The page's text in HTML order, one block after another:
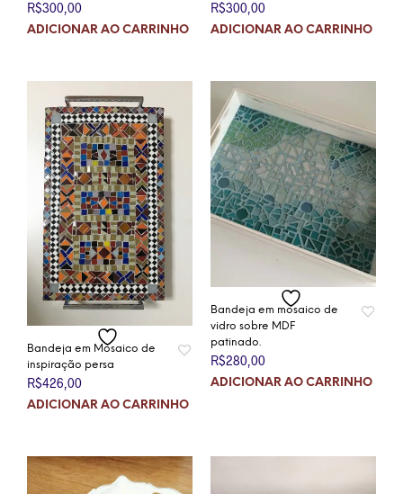
R$300,00
ADICIONAR AO CARRINHO
R$300,00
ADICIONAR AO CARRINHO
Bandeja em Mosaico de
inspiração persa
R$426,00
ADICIONAR AO CARRINHO
Bandeja em mosaico de
vidro sobre MDF
patinado.
R$280,00
ADICIONAR AO CARRINHO